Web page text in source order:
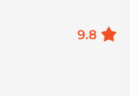
9.8